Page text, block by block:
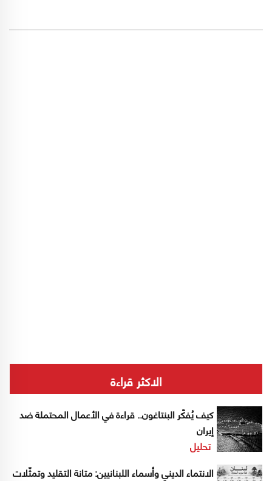
وأشدّ ارتباطاً في اعتقادنا بما يجري في المنطقة وفي
الاكثر قراءة
كيف يُفكّر البنتاغون.. قراءة في الأعمال المحتملة ضد
إيران
تحليل
الانتماء الديني وأسماء اللبنانيين: متانة التقليد وتمثّلات